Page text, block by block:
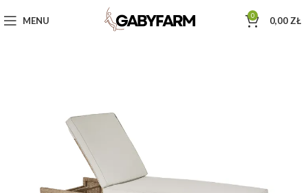
MENU 0 0,00 ZŁ